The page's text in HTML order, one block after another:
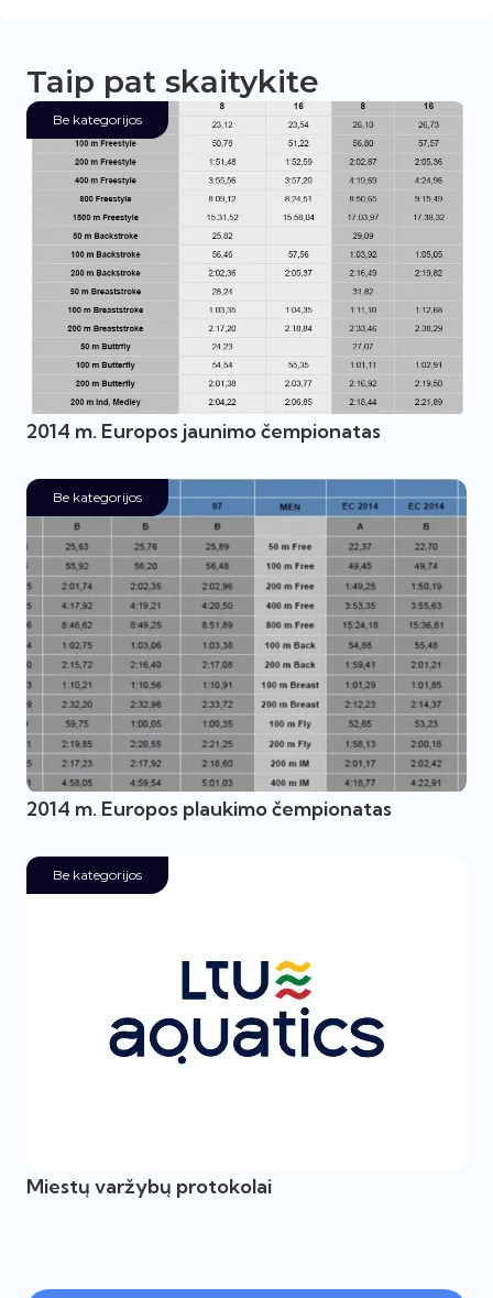
Taip pat skaitykite
Be kategorijos
2014 m. Europos jaunimo čempionatas
Be kategorijos
2014 m. Europos plaukimo čempionatas
Be kategorijos
Miestų varžybų protokolai